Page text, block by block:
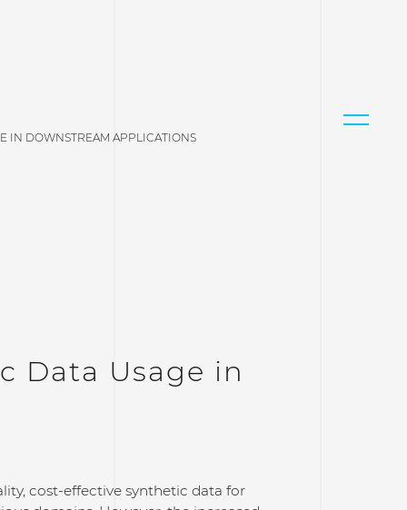
IN DOWNSTREAM APPLICATIONS
Data Usage in
cost-effective synthetic data for